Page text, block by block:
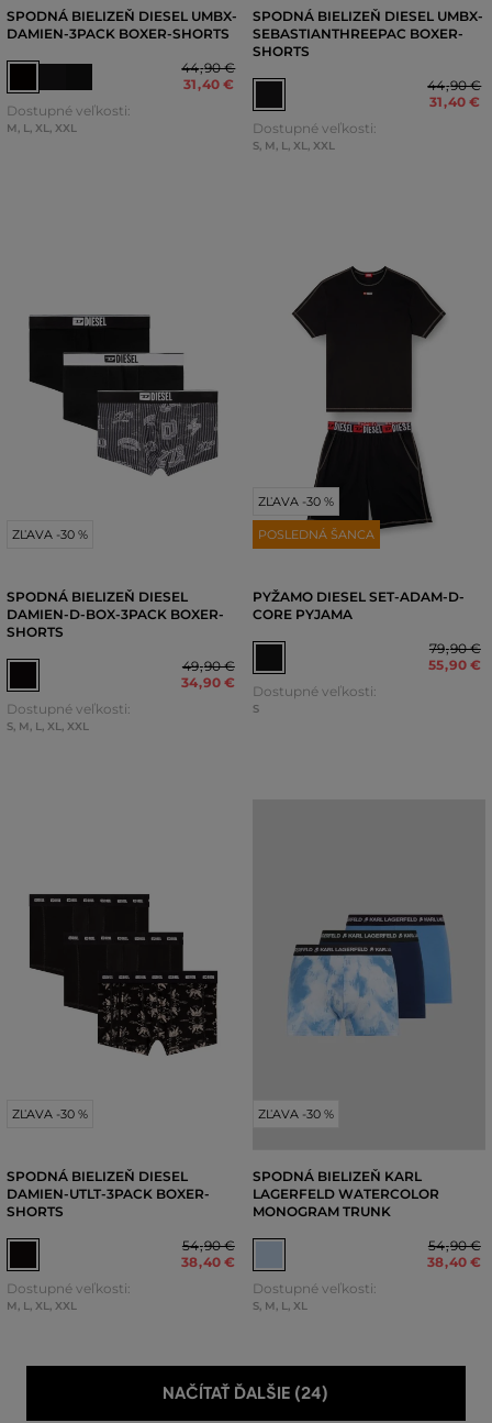
SPODNÁ BIELIZEŇ DIESEL UMBX-
DAMIEN-3PACK BOXER-SHORTS
44,90 €
31,40 €
Dostupné veľkosti:
M, L, XL, XXL
SPODNÁ BIELIZEŇ DIESEL UMBX-
SEBASTIANTHREEPAC BOXER-
SHORTS
44,90 €
31,40 €
Dostupné veľkosti:
S, M, L, XL, XXL
ZĽAVA -30 %
SPODNÁ BIELIZEŇ DIESEL
DAMIEN-D-BOX-3PACK BOXER-
SHORTS
49,90 €
34,90 €
Dostupné veľkosti:
S, M L XL XXL
ZĽAVA -30 %
POSLEDNÁ ŠANCA
PYŽAMO DIESEL SET-ADAM-D-
CORE PYJAMA
79,90 €
55,90 €
Dostupné veľkosti:
S
ZĽAVA -30 %
SPODNÁ BIELIZEŇ DIESEL
DAMIEN-UTLT-3PACK BOXER-
SHORTS
54,90 €
38,40 €
Dostupné veľkosti:
M, L, XL, XXL
ZĽAVA -30 %
SPODNÁ BIELIZEŇ KARL
LAGERFELD WATERCOLOR
MONOGRAM TRUNK
54,90 €
38,40 €
Dostupné veľkosti:
S, M, L, XL
NAČÍTAŤ ĎALŠIE (24)